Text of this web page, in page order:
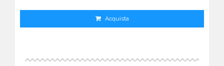
Acquista